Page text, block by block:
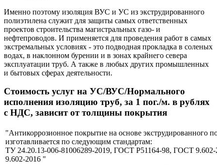
Именно поэтому изоляция ВУС и УС из экструдированного
полиэтилена служит для защиты самых ответственных
проектов строительства магистральных газо- и
нефтепроводов. И применяется для проведения работ в самых
экстремальных условиях - это подводная прокладка в соленых
водах, в наклонном бурении и в зонах крайнего севера
эксплуатации труб. А также в любых других промышленных
и бытовых сферах деятельности.
Стоимость услуг на УС/ВУС/Нормального
исполнения изоляцию труб, за 1 пог./м. в рублях
с НДС, зависит от толщины покрытия
"Антикоррозионное покрытие на основе экструдированного
изготавливается по следующим стандартам:
ТУ 24.20.13-006-81006289-2019, ГОСТ Р51164-98, ГОСТ
9.602-2016 "